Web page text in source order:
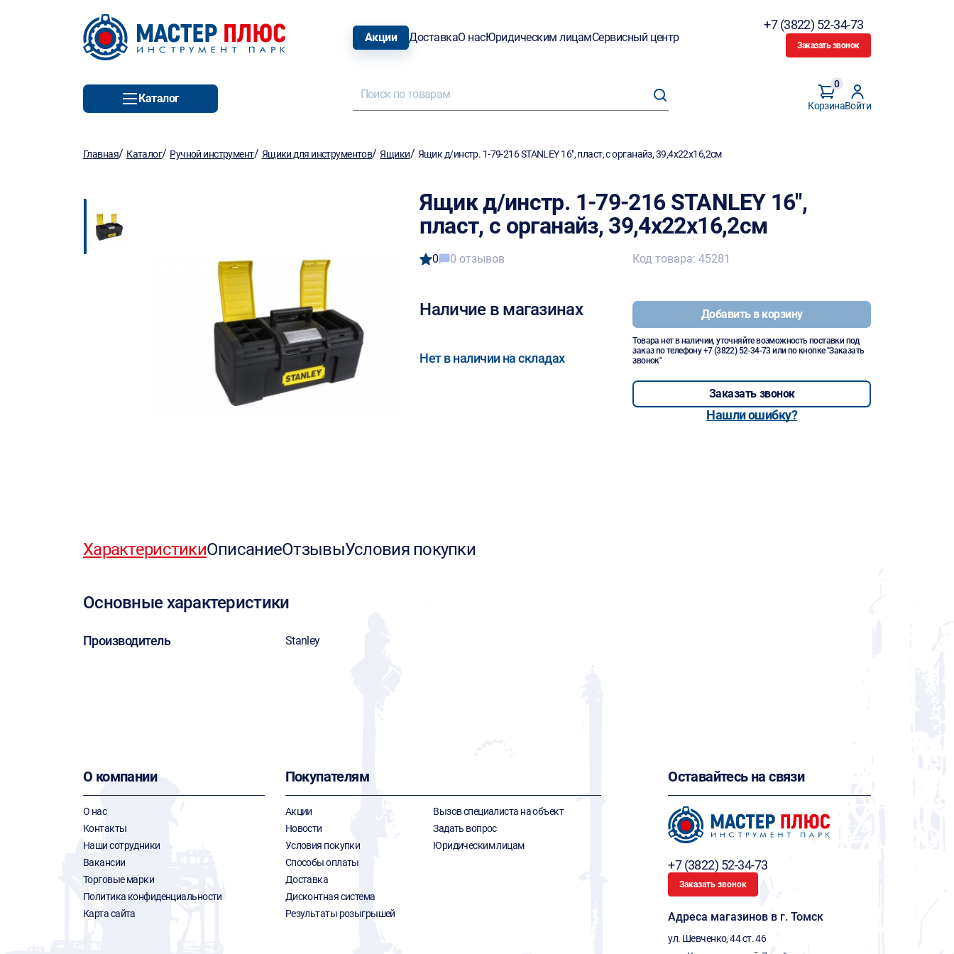
Акции ДоставкаО насЮридическим лицамСервисный центр
+7 (3822) 52-34-73
Заказать звонок
Каталог
Корзина
0
Войти
Главная/ Каталог/ Ручной инструмент/ Ящики для инструментов/Ящики/ Ящик д/инстр. 1-79-216 STANLEY 16", пласт, с органайз, 39,4х22х16,2см
Ящик д/инстр. 1-79-216 STANLEY 16",
пласт, с органайз, 39,4х22х16,2см
0 0 отзывов
Наличие в магазинах
Нет в наличии на складах
Код товара: 45281
Добавить в корзину
Товара нет в наличии, уточняйте возможность поставки под
заказ по телефону+7 (3822) 52-34-73 или по кнопке "Заказать
звонок"
Заказать звонок
Нашли ошибку?
ХарактеристикиОписаниеОтзывыУсловия покупки
Основные характеристики
Производитель Stanley
О компании
О нас
Контакты
Наши сотрудники
Вакансии
Торговые марки
Политика конфиденциальности
Карта сайта
Покупателям
Акции
Новости
Условия покупки
Способы оплаты
Доставка
Дисконтная система
Результаты розыгрышей
Вызов специалиста на объект
Задать вопрос
Юридическим лицам
Оставайтесь на связи
+7 (3822) 52-34-73
Заказать звонок
Адреса магазинов в г. Томск
ул. Шевченко, 44 ст. 46